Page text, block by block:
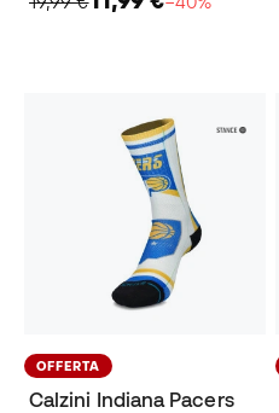
OFFERTA
Calzini Indiana Pacers